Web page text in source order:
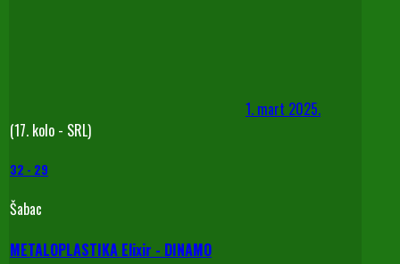
1. mart 2025.
(17. kolo - SRL)
32 - 29
Šabac
METALOPLASTIKA Elixir - DINAMO